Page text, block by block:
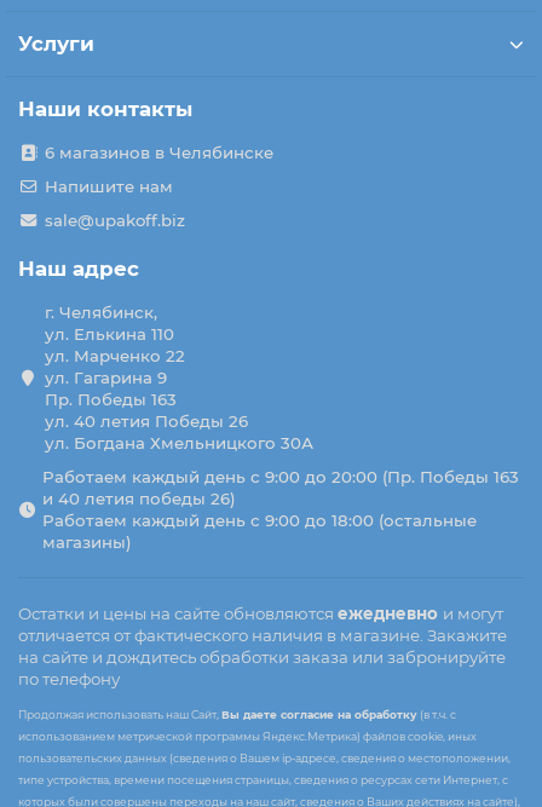
Услуги
Наши контакты
6 магазинов в Челябинске
Напишите нам
sale@upakoff.biz
Наш адрес
г. Челябинск,
ул. Елькина 110
ул. Марченко 22
ул. Гагарина 9
Пр. Победы 163
ул. 40 летия Победы 26
ул. Богдана Хмельницкого 30А
Работаем каждый день с 9:00 до 20:00 (Пр. Победы 163
и 40 летия победы 26)
Работаем каждый день с 9:00 до 18:00 (остальные
магазины)
Остатки и цены на сайте обновляются ежедневно и могут
отличается от фактического наличия в магазине. Закажите
на сайте и дождитесь обработки заказа или забронируйте
по телефону
Продолжая использовать наш Сайт, Вы даете согласие на обработку (в т.ч. с
использованием метрической программы Яндекс.Метрика) файлов cookie, иных
пользовательских данных (сведения о Вашем ip-адресе, сведения о местоположении,
типе устройства, времени посещения страницы, сведения о ресурсах сети Интернет, с
которых были совершены переходы на наш сайт, сведения о Ваших действиях на сайте),